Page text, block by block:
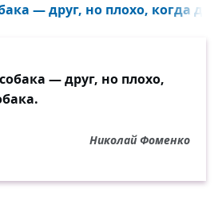
— друг, но плохо, когда
— друг, но плохо,
Николай Фоменко